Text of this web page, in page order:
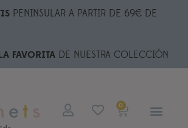
PENINSULAR A PARTIR DE 69€ DE
FAVORITA DE NUESTRA COLECCIÓN
0